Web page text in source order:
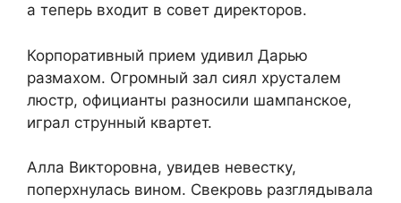
а теперь входит в совет директоров.
Корпоративный прием удивил Дарью
размахом. Огромный зал сиял хрусталем
люстр, официанты разносили шампанское,
играл струнный квартет.
Алла Викторовна, увидев невестку,
поперхнулась вином. Свекровь разглядывала